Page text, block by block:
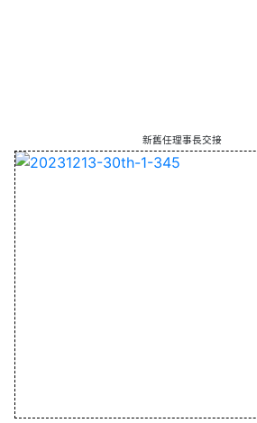
新舊任理事長交接